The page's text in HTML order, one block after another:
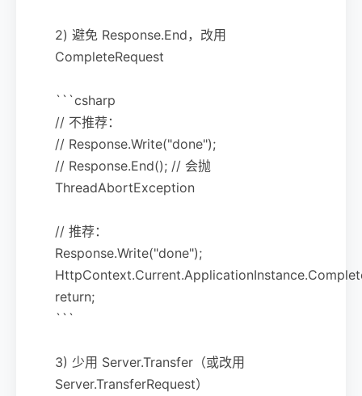
2) 避免 Response.End，改用
CompleteRequest
```csharp
// 不推荐：
// Response.Write("done");
// Response.End(); // 会抛
ThreadAbortException
// 推荐：
Response.Write("done");
return;
```
3) 少用 Server.Transfer（或改用
Server.TransferRequest）